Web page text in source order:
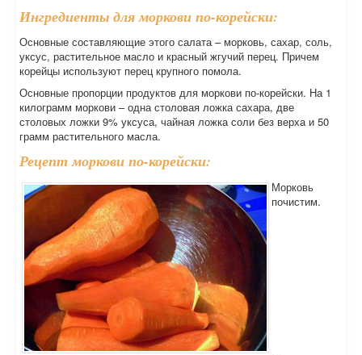
Ингредиенты для моркови по-корейски:
Основные составляющие этого салата – морковь, сахар, соль,
уксус, растительное масло и красный жгучий перец. Причем
корейцы используют перец крупного помола.
Основные пропорции продуктов для моркови по-корейски. На 1
килограмм моркови – одна столовая ложка сахара, две
столовых ложки 9% уксуса, чайная ложка соли без верха и 50
грамм растительного масла.
Рецепт моркови по-корейски:
Морковь
почистим.